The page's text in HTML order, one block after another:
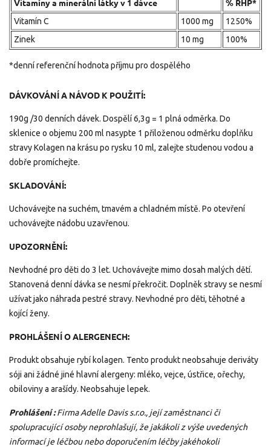
Vitamíny a minerální látky v 1 dávce % RHP*
Vitamín C 1000 mg
1250%
Zinek
10 mg 100%
*denní referenční hodnota příjmu pro dospělého
DÁVKOVÁNÍ A NÁVOD K POUŽITÍ:
190g /30 denních dávek. Dospělí 6,3g = 1 plná odměrka. Do
sklenice o objemu 200 ml nasypte 1 přiloženou odměrku doplňku
stravy Kolagen na krásu po rysku 10 ml, zalejte studenou vodou a
dobře promíchejte.
SKLADOVÁNÍ:
Uchovávejte na suchém, tmavém a chladném místě. Po otevření
uchovávejte nádobu uzavřenou.
UPOZORNĚNÍ:
Nevhodné pro děti do 3 let. Uchovávejte mimo dosah malých dětí.
Stanovená denní dávka se nesmí překročit. Doplněk stravy se nesmí
užívat jako náhrada pestré stravy. Nevhodné pro děti, těhotné a
kojící ženy.
PROHLÁŠENÍ O ALERGENECH:
Produkt obsahuje rybí kolagen. Tento produkt neobsahuje deriváty
sóji ani žádné jiné hlavní alergeny: mléko, vejce, ústřice, ořechy,
obiloviny a arašídy. Neobsahuje lepek.
Prohlášení : Firma Adelle Davis s.r.o., její zaměstnanci či
spolupracující osoby neprohlašují, že jakákoli z výše uvedených
informací je léčbou nebo doporučením léčby jakéhokoli